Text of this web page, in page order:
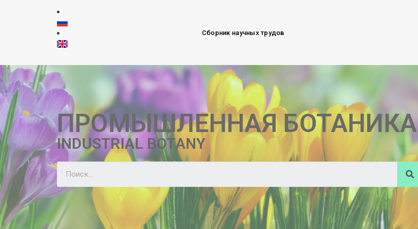
Сборник научных трудов
ПРОМЫШЛЕННАЯ БОТАНИКА
INDUSTRIAL BOTANY